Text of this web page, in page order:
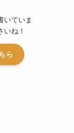
いていま
ね！
ら